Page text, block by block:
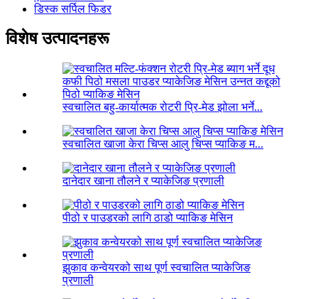
डिस्क सर्पिल फिडर
विशेष उत्पादनहरू
स्वचालित बहु-कार्यात्मक रोटरी प्रि-मेड झोला भर्ने...
स्वचालित खाजा केरा चिप्स आलु चिप्स प्याकिङ म...
दानेदार खाना तौलने र प्याकेजिङ प्रणाली
पीठो र पाउडरको लागि ठाडो प्याकिङ मेसिन
झुकाव कन्वेयरको साथ पूर्ण स्वचालित प्याकेजिङ
प्रणाली